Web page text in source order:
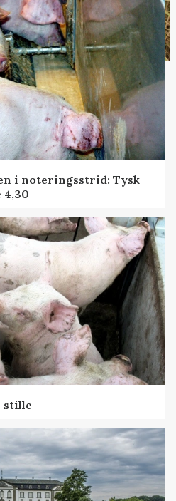
i noteringsstrid: Tysk
4,30
stille